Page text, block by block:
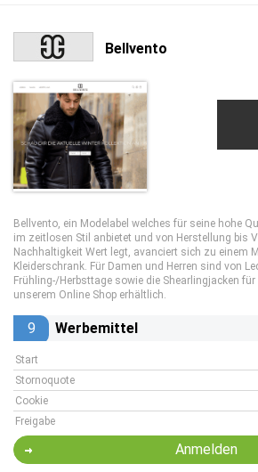
Bellvento
Bellvento, ein Modelabel welches für seine hohe
im zeitlosen Stil anbietet und von Herstellung bis
Nachhaltigkeit Wert legt, avanciert sich zu einem
Kleiderschrank. Für Damen und Herren sind von
Frühling-/Herbsttage sowie die Shearlingjacken
unserem Online Shop erhältlich.
9 Werbemittel
Start
Stornoquote
Cookie
Freigabe
Anmelden